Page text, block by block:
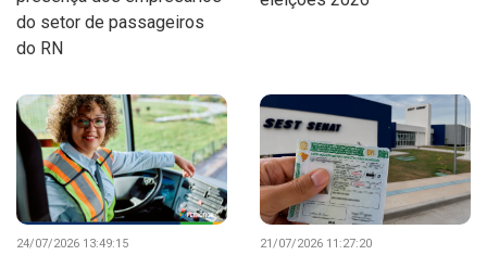
do setor de passageiros
do RN
24/07/2026 13:49:15 21/07/2026 11:27:20